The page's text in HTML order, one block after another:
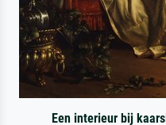
Een interieur bij